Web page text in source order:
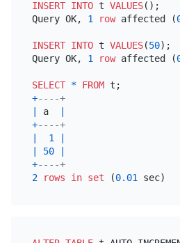
INSERT INTO t VALUES();
Query OK, 1 row affected (
INSERT INTO t VALUES(50);
Query OK, 1 row affected (
SELECT * FROM
+----+
a
+----+
1
50
+----+
2
rows in set (0.01